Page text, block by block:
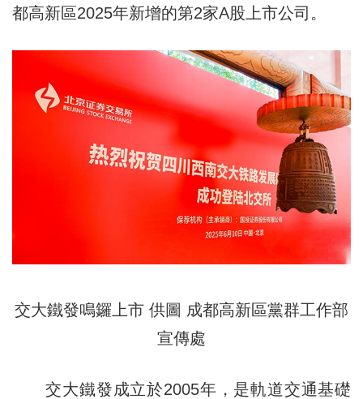
都高新區2025年新增的第2家A股上市公司。
交大鐵發鳴鑼上市 供圖 成都高新區黨群工作部
宣傳處
交大鐵發成立於2005年，是軌道交通基礎